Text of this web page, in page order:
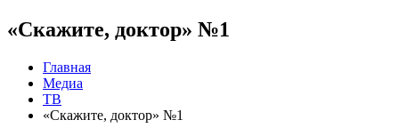
«Скажите, доктор» №1
Главная
Медиа
ТВ
«Скажите, доктор» №1